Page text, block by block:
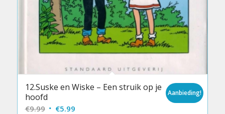
12.Suske en Wiske – Een struik op je
hoofd
€9.99 Oorspronkelijke
€5.99Huidige
Aanbieding!